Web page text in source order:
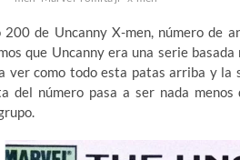
200 de Uncanny X-men, número de
que Uncanny era una serie
ver como todo esta patas arriba y
del número pasa a ser nada